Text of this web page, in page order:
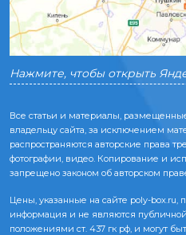
Нажмите, чтобы открыть
Все статьи и материалы,
владельцу сайта, за исключением
распространяются авторские права
фотографии, видео. Копирование и
запрещено законом об авторском
Цены, указанные на сайте poly-box.ru,
информация и не являются
положениями ст. 437 гк рф, и могут